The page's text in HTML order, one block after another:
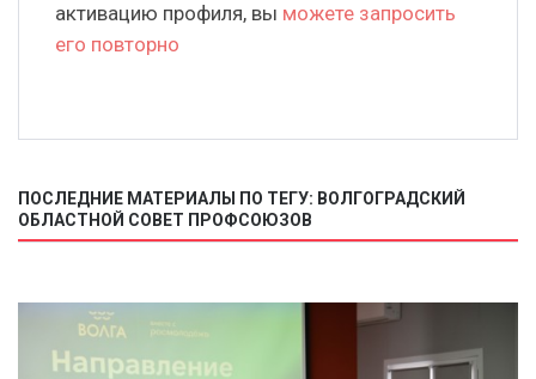
активацию профиля, вы можете запросить
его повторно
ПОСЛЕДНИЕ МАТЕРИАЛЫ ПО ТЕГУ: ВОЛГОГРАДСКИЙ
ОБЛАСТНОЙ СОВЕТ ПРОФСОЮЗОВ